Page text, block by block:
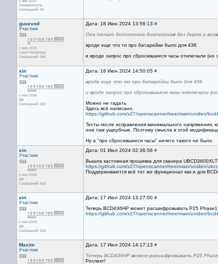
Симферополь
Сообщений: 40
gusevod
Участник
с июн 2015
Санкт-Петербург
Сообщений: 346
Дата: 18 Июн 2024 13:56:13 #
Она только дополненна диапазонам без дырок и
вроде еще что то про батарейки было для 436
и вроде запрос про сбросившиеся часы отключали (но
xin
Участник
с июл 2006
ДВ
Сообщений: 633
Дата: 18 Июн 2024 14:50:05 #
вроде еще что то про батарейки было для 436
и вроде запрос про сбросившиеся часы отключали
Можно не гадать.
Здесь всё написано.
https://github.com/x27/openscanner/tree/main/uniden/
Тесты после исправления минимального напряжения,
они там ущербные. Поэтому смысла в этой
Ну а "про сбросившиеся часы" ничего такого не было.
xin
Участник
с июл 2006
ДВ
Сообщений: 633
Дата: 01 Июл 2024 02:36:56 #
Вышла кастомная прошивка для сканера
https://github.com/x27/openscanner/tree/main/uniden/
Поддерживаются всё тот же функционал как и для
xin
Участник
с июл 2006
ДВ
Сообщений: 633
Дата: 17 Июл 2024 13:27:00 #
Теперь BCD436HP может расшифровывать P25 Phase1
https://github.com/x27/openscanner/tree/main/uniden/
Maxim
Участник
Дата: 17 Июл 2024 14:17:13 #
Теперь BCD436HP может расшифровывать P25
Респект!